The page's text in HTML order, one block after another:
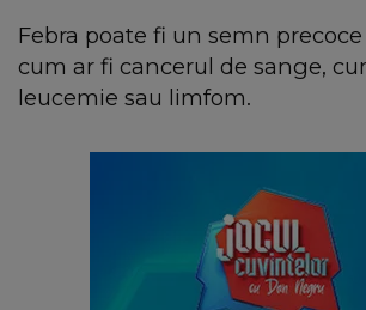
Febra poate fi un semn
cum ar fi cancerul de sange,
leucemie sau limfom.